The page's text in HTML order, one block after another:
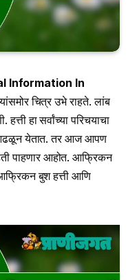
Information In
चित्र उभे राहते. लांब
हा सर्वांच्या परिचयाचा
आढळून येतात. तर आज आपण
पाहणार आहोत. आफ्रिकन
बुश हत्ती आणि